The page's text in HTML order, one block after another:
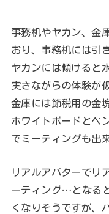
事務机やヤカン、金
おり、事務机には引
ヤカンには傾けると
実さながらの体験が
金庫には節税用の金
ホワイトボードとペ
でミーティングも出
リアルアバターでリ
ーティング…となる
くなりそうですが、